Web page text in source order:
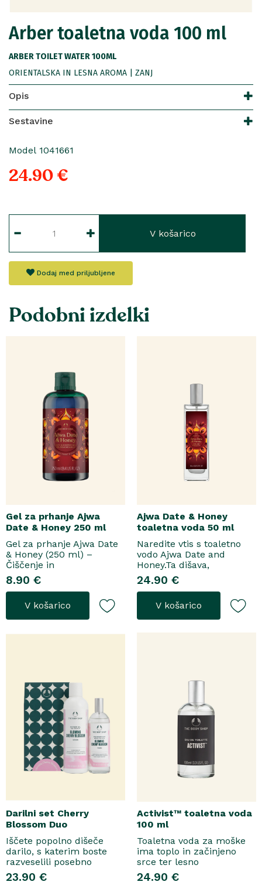
Arber toaletna voda 100 ml
ARBER TOILET WATER 100ML
ORIENTALSKA IN LESNA AROMA | ZANJ
Opis
Sestavine
Model 1041661
24.90 €
V košarico
Dodaj med priljubljene
Podobni izdelki
Gel za prhanje Ajwa
Date & Honey 250 ml
Gel za prhanje Ajwa Date
& Honey (250 ml) –
Čiščenje in
pomladitevSpremenite
svoje vsakodnevno
prhanje v razkošen
orientalski ritual z gelom
za prhanje Ajwa Date &
8.90 €
V košarico
Ajwa Date & Honey
toaletna voda 50 ml
Naredite vtis s toaletno
vodo Ajwa Date and
Honey.Ta dišava,
zasnovana tako za
razkošne priložnosti kot
za vsakodnevno nošenje,
se odpre z notami suhega
grozdja, labana in frezije,
24.90 €
V košarico
Darilni set Cherry
Blossom Duo
Iščete popolno dišeče
darilo, s katerim boste
razveselili posebno
osebo? Spoznajte naš
23.90 €
Activist™ toaletna voda
100 ml
Toaletna voda za moške
ima toplo in začinjeno
srce ter lesno
osnovo.Topel, začinjen
24.90 €